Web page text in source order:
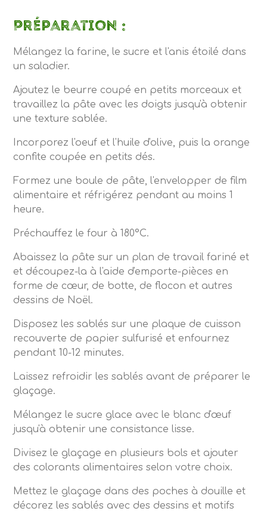
Préparation :
Mélangez la farine, le sucre et l'anis étoilé dans
un saladier.
Ajoutez le beurre coupé en petits morceaux et
travaillez la pâte avec les doigts jusqu'à obtenir
une texture sablée.
Incorporez l'oeuf et l'huile d'olive, puis la orange
confite coupée en petits dés.
Formez une boule de pâte, l'envelopper de film
alimentaire et réfrigérez pendant au moins 1
heure.
Préchauffez le four à 180°C.
Abaissez la pâte sur un plan de travail fariné et
et découpez-la à l'aide d'emporte-pièces en
forme de cœur, de botte, de flocon et autres
dessins de Noël.
Disposez les sablés sur une plaque de cuisson
recouverte de papier sulfurisé et enfournez
pendant 10-12 minutes.
Laissez refroidir les sablés avant de préparer le
glaçage.
Mélangez le sucre glace avec le blanc d'œuf
jusqu'à obtenir une consistance lisse.
Divisez le glaçage en plusieurs bols et ajouter
des colorants alimentaires selon votre choix.
Mettez le glaçage dans des poches à douille et
décorez les sablés avec des dessins et motifs